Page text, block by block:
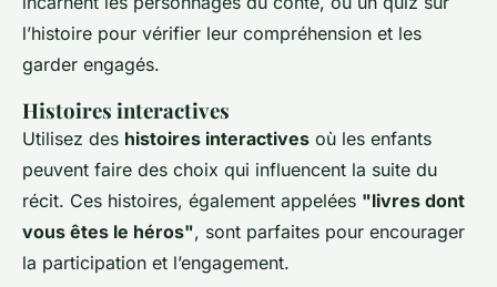
l’histoire pour vérifier leur compréhension et les
garder engagés.
Histoires interactives
Utilisez des histoires interactives où les enfants
peuvent faire des choix qui influencent la suite du
récit. Ces histoires, également appelées "livres dont
vous êtes le héros", sont parfaites pour encourager
la participation et l’engagement.